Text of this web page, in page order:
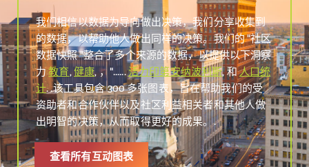
我们相信以数据为导向做出决策，我们分享收集到
的数据，以帮助他人做出同样的决策。我们的 "社区
数据快照 "整合了多个来源的数据，以提供以下洞察
力教育,健康, ，"......活力印第安纳波利斯, 和人口统
计. .该工具包含 300 多张图表，旨在帮助我们的受
资助者和合作伙伴以及社区利益相关者和其他人做
出明智的决策，从而取得更好的成果。.
查看所有互动图表